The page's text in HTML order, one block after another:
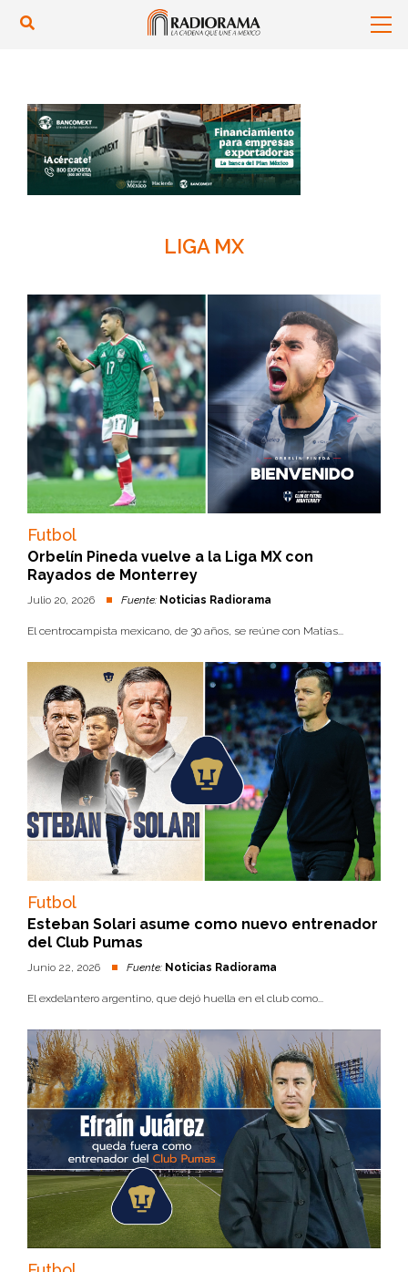
LIGA MX
Futbol
Orbelín Pineda vuelve a la Liga MX con
Rayados de Monterrey
Julio 20, 2026 Fuente: Noticias Radiorama
El centrocampista mexicano, de 30 años, se reúne con Matías...
Futbol
Esteban Solari asume como nuevo entrenador
del Club Pumas
Junio 22, 2026 Fuente: Noticias Radiorama
El exdelantero argentino, que dejó huella en el club como...